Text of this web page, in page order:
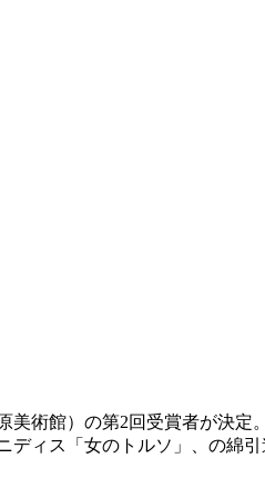
術館）の第2回受賞者が決
ィス「女のトルソ」、の綿